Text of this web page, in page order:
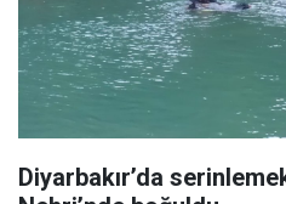
Diyarbakır’da